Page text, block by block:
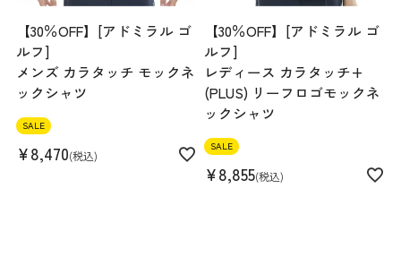
【30％OFF】[アドミラル ゴ
ルフ]
メンズ カラタッチ モックネ
ックシャツ
SALE
¥8,470 税込
【30％OFF】[アドミラル ゴ
ルフ]
レディース カラタッチ+
(PLUS) リーフロゴモックネ
ックシャツ
SALE
¥8,855 税込